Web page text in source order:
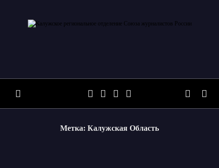
Метка: Калужская Область